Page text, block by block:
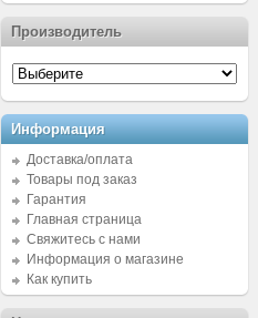
Производитель
Информация
Доставка/оплата
Товары под заказ
Гарантия
Главная страница
Свяжитесь с нами
Информация о магазине
Как купить